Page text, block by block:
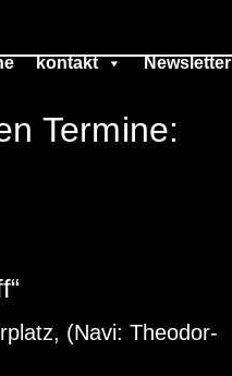
kontakt Newsletter
Termine:
(Navi: Theodor-